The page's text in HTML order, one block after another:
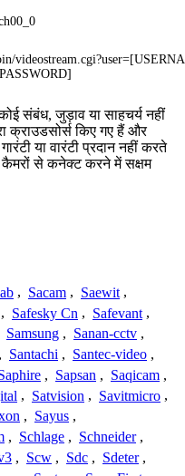
संबंध, जुड़ाव या साहचर्य नहीं
क्राउडसोर्स किए गए हैं और
या वारंटी प्रदान नहीं करते
से कनेक्ट करने में सक्षम
, Sacam , Saewit ,
, Safesky Cn , Safevant ,
Samsung , Sanan-cctv ,
, Santachi , Santec-video ,
, Sapsan , Saqicam ,
, Satvision , Savitmicro ,
, Sayus ,
, Schlage , Schneider ,
, Scw , Sdc , Sdeter ,